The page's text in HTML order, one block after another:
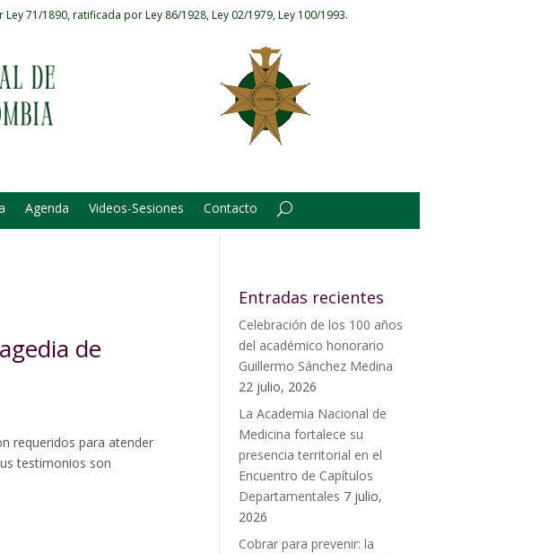
Ley 71/1890, ratificada por Ley 86/1928, Ley 02/1979, Ley 100/1993.
Agenda Videos-Sesiones Contacto
de
requeridos para atender
testimonios son
Entradas recientes
Celebración de los 100 años
del académico honorario
Guillermo Sánchez Medina
22 julio, 2026
La Academia Nacional de
Medicina fortalece su
presencia territorial en el
Encuentro de Capítulos
Departamentales 7 julio,
2026
Cobrar para prevenir: la